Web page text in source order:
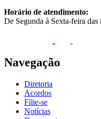
Horário de atendimento:
De Segunda à Sexta-feira das
Navegação
Diretoria
Acordos
Filie-se
Notícias